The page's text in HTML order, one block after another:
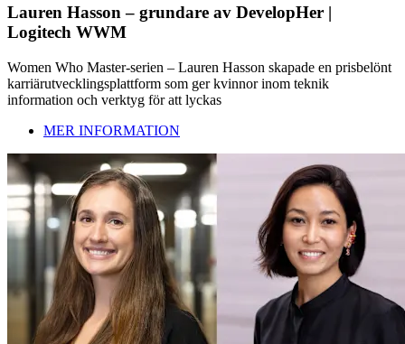
Lauren Hasson – grundare av DevelopHer |
Logitech WWM
Women Who Master-serien – Lauren Hasson skapade en prisbelönt
karriärutvecklingsplattform som ger kvinnor inom teknik
information och verktyg för att lyckas
MER INFORMATION